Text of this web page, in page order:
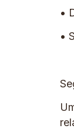
•
•